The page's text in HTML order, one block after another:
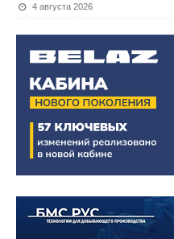
4 августа 2026